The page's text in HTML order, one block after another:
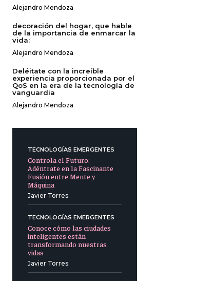
Alejandro Mendoza
decoración del hogar, que hable
de la importancia de enmarcar la
vida:
Alejandro Mendoza
Deléitate con la increíble
experiencia proporcionada por el
QoS en la era de la tecnología de
vanguardia
Alejandro Mendoza
TECNOLOGÍAS EMERGENTES
Controla el Futuro:
Adéntrate en la Fascinante
Fusión entre Mente y
Máquina
Javier Torres
TECNOLOGÍAS EMERGENTES
Conoce cómo las ciudades
inteligentes están
transformando nuestras
vidas
Javier Torres